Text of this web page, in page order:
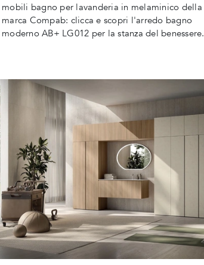
mobili bagno per lavanderia in melaminico della
marca Compab: clicca e scopri l'arredo bagno
moderno AB+ LG012 per la stanza del benessere.